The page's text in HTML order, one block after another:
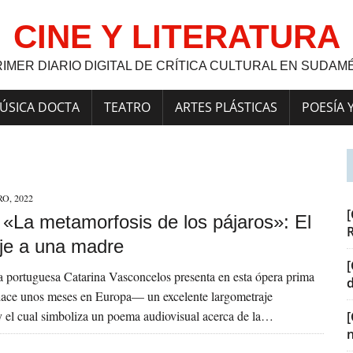
CINE Y LITERATURA
DIARIO DIGITAL DE CRÍTICA CULTURAL EN
DOCTA TEATRO ARTES PLÁSTICAS POESÍA
2022
metamorfosis de los pájaros»: El
a una madre
portuguesa Catarina Vasconcelos presenta en esta ópera prima
unos meses en Europa— un excelente largometraje
el cual simboliza un poema audiovisual acerca de la…